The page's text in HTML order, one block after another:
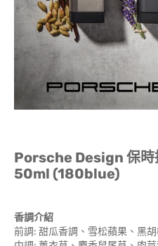
Porsche Design 保時
50ml (180blue)
香調介紹
前調: 甜瓜香調、雪松蘋果、黑